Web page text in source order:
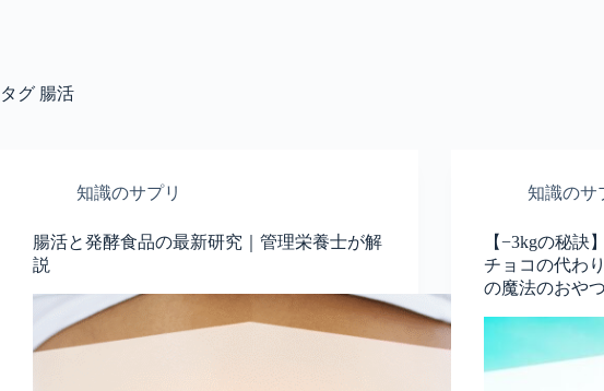
タグ 腸活
知識のサプリ
腸活と発酵食品の最新研究｜管理栄養士が解
説
知識のサ
【−3kgの秘訣
チョコの代わ
の魔法のおやつ